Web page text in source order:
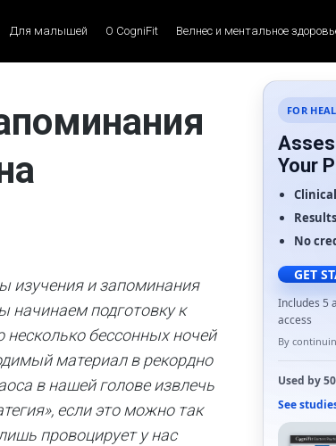
Для малышей О CogniFit Велнес и ментальное
изучения и запоминания
подготовку к
бессонных ночей
материал в рекордно
в нашей голове извлечь
если это можно так
провоцирует у нас
FOR
Your
No
GET
Includes 5
access
By
Used by
See